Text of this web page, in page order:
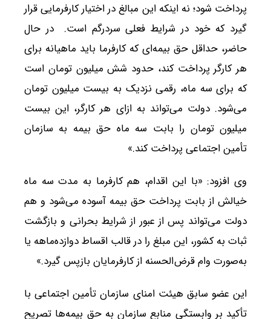
پرداخت شود؛ نه اینکه این مبالغ در اختیار کارفرمایی قرار
گیرد که خود در شرایط فعلی سردرگم است. در حال
حاضر، حداقل حق بیمه‌ای که کارفرما باید ماهیانه برای
هر کارگر پرداخت کند، حدود شش میلیون تومان است
که برای سه ماه، رقمی نزدیک به بیست میلیون تومان
می‌شود. دولت می‌تواند به ازای هر کارگر، این بیست
میلیون تومان را بابت سه ماه حق بیمه به سازمان
تأمین اجتماعی پرداخت کند.»
وی افزود: «با این اقدام، هم کارفرما به مدت سه ماه
خیالش از بابت پرداخت حق بیمه آسوده می‌شود و هم
دولت می‌تواند پس از عبور از شرایط بحرانی و بازگشت
ثبات به کشور، این مبلغ را در قالب اقساط دوازده‌ماهه یا
به‌صورت وام قرض‌الحسنه از کارفرمایان بازپس گیرد.»
این عضو سابق هیئت امنای سازمان تأمین اجتماعی با
تأکید بر وابستگی منابع سازمان به حق بیمه‌ها تصریح